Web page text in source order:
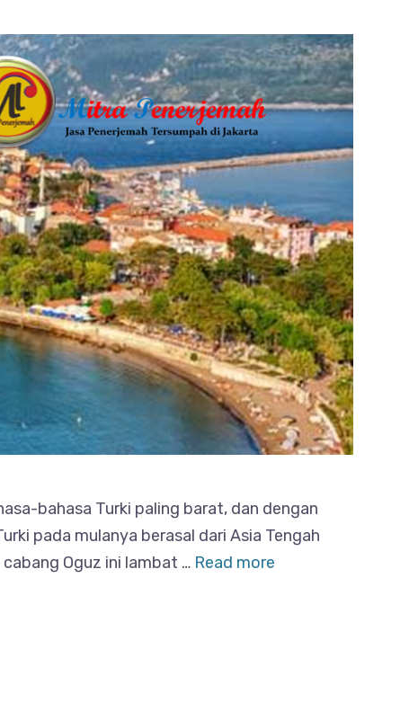
bahasa Turki paling barat, dan dengan
pada mulanya berasal dari Asia Tengah
Oguz ini lambat … Read more